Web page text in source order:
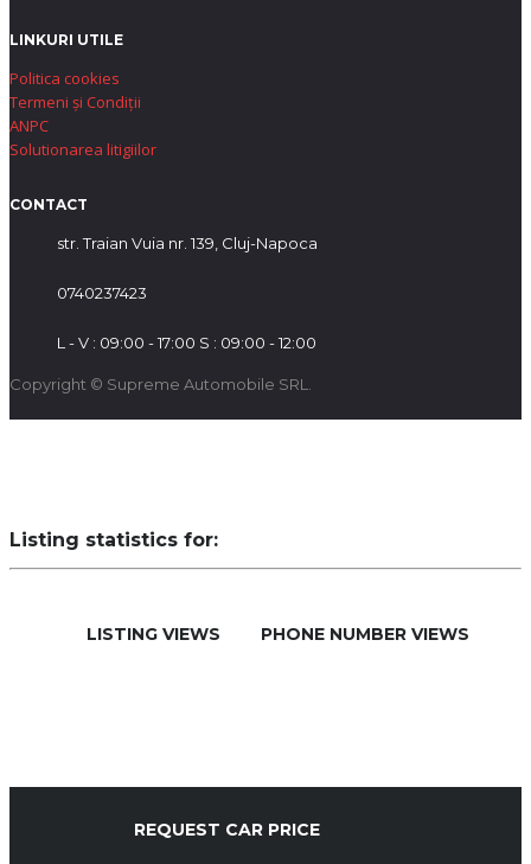
LINKURI UTILE
Politica cookies
Termeni și Condiții
ANPC
Solutionarea litigiilor
CONTACT
str. Traian Vuia nr. 139, Cluj-Napoca
0740237423
L - V : 09:00 - 17:00 S : 09:00 - 12:00
Copyright © Supreme Automobile SRL.
Listing statistics for:
LISTING VIEWS PHONE NUMBER VIEWS
REQUEST CAR PRICE